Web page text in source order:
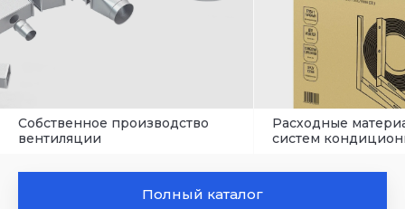
Собственное производство
вентиляции
Расходные
систем
Полный каталог